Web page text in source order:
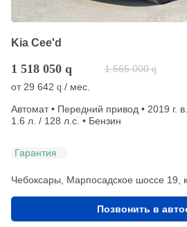
Kia Cee'd
1 518 050 q 1 565 000 q
от29 642 q / мес.
Автомат • Передний привод • 2019 г.
1.6 л. / 128 л.с. • Бензин
Гарантия
Чебоксары, Марпосадское шоссе 19,
Позвонить в